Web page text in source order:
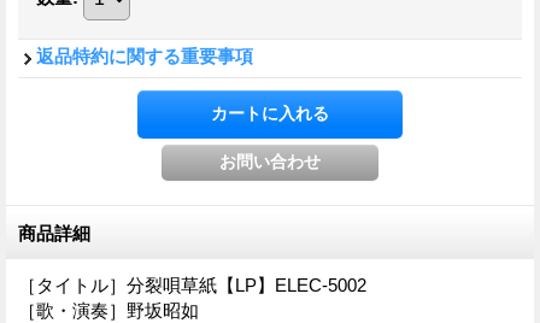
返品特約に関する重要事項
商品詳細
［タイトル］分裂唄草紙【LP】ELEC-5002
［歌・演奏］野坂昭如